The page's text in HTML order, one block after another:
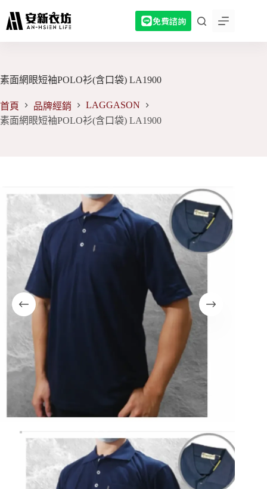
至
容
免費諮詢
素面網眼短袖POLO衫(含口袋) LA1900
首頁 品牌經銷
LAGGASON
素面網眼短袖POLO衫(含口袋) LA1900